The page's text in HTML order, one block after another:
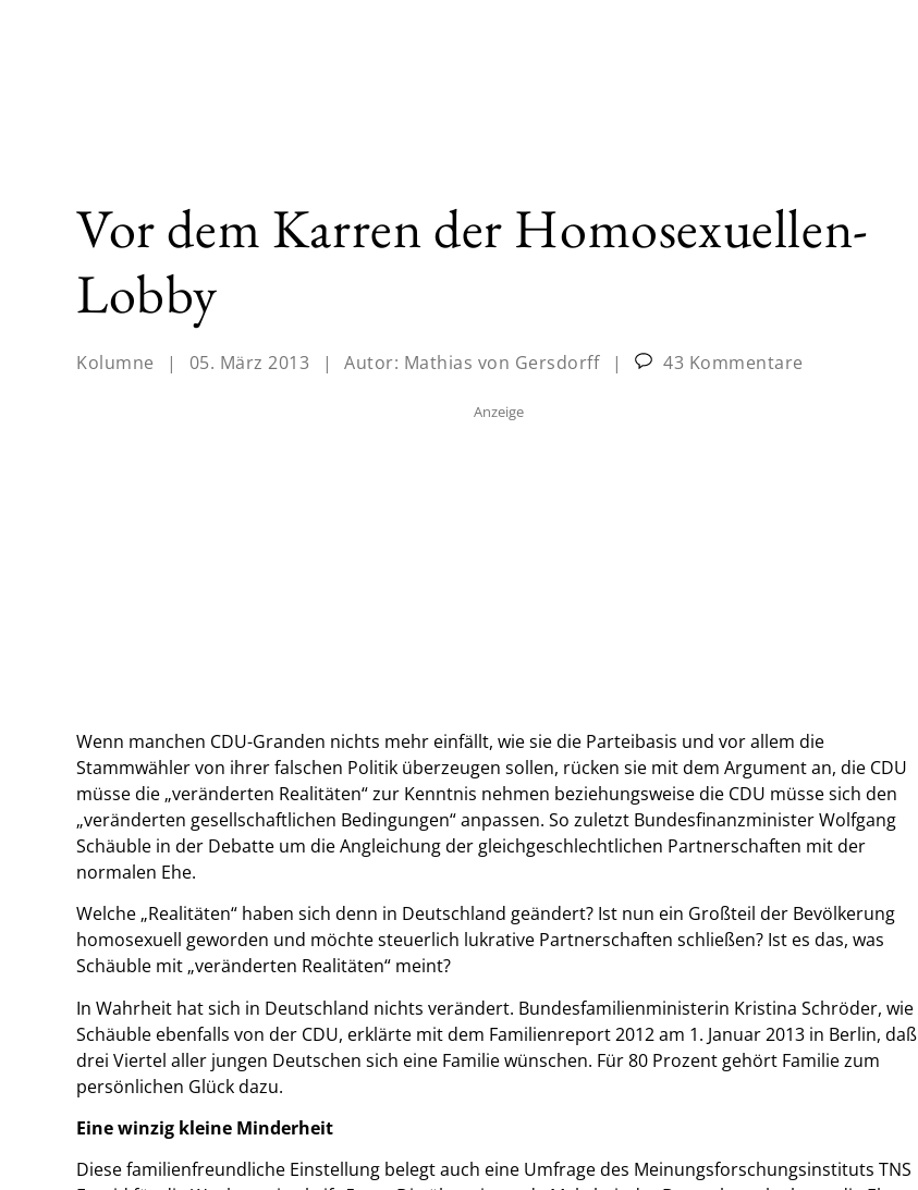
Vor dem Karren der Homosexuellen-
Lobby
Kolumne | 05. März 2013 | Autor: Mathias von Gersdorff | 43 Kommentare
Anzeige
Wenn manchen CDU-Granden nichts mehr einfällt, wie sie die Parteibasis und vor allem die
Stammwähler von ihrer falschen Politik überzeugen sollen, rücken sie mit dem Argument an, die CDU
müsse die „veränderten Realitäten“ zur Kenntnis nehmen beziehungsweise die CDU müsse sich den
„veränderten gesellschaftlichen Bedingungen“ anpassen. So zuletzt Bundesfinanzminister Wolfgang
Schäuble in der Debatte um die Angleichung der gleichgeschlechtlichen Partnerschaften mit der
normalen Ehe.
Welche „Realitäten“ haben sich denn in Deutschland geändert? Ist nun ein Großteil der Bevölkerung
homosexuell geworden und möchte steuerlich lukrative Partnerschaften schließen? Ist es das, was
Schäuble mit „veränderten Realitäten“ meint?
In Wahrheit hat sich in Deutschland nichts verändert. Bundesfamilienministerin Kristina Schröder, wie
Schäuble ebenfalls von der CDU, erklärte mit dem Familienreport 2012 am 1. Januar 2013 in Berlin, daß
drei Viertel aller jungen Deutschen sich eine Familie wünschen. Für 80 Prozent gehört Familie zum
persönlichen Glück dazu.
Eine winzig kleine Minderheit
Diese familienfreundliche Einstellung belegt auch eine Umfrage des Meinungsforschungsinstituts TNS